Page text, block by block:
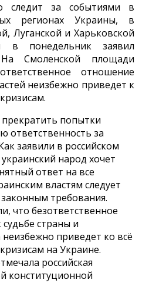
следит за событиями в
регионах Украины, в
Луганской и Харьковской
в понедельник заявил
Смоленской площади
отношение
неизбежно приведет к
попытки
ответственность за
заявили в российском
народ хочет
ответ на все
властям следует
требования.
что безответственное
страны и
приведет ко всё
на Украине.
российская
конституционной